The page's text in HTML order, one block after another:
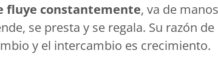
fluye constantemente, va de manos
se presta y se regala. Su razón de
y el intercambio es crecimiento.